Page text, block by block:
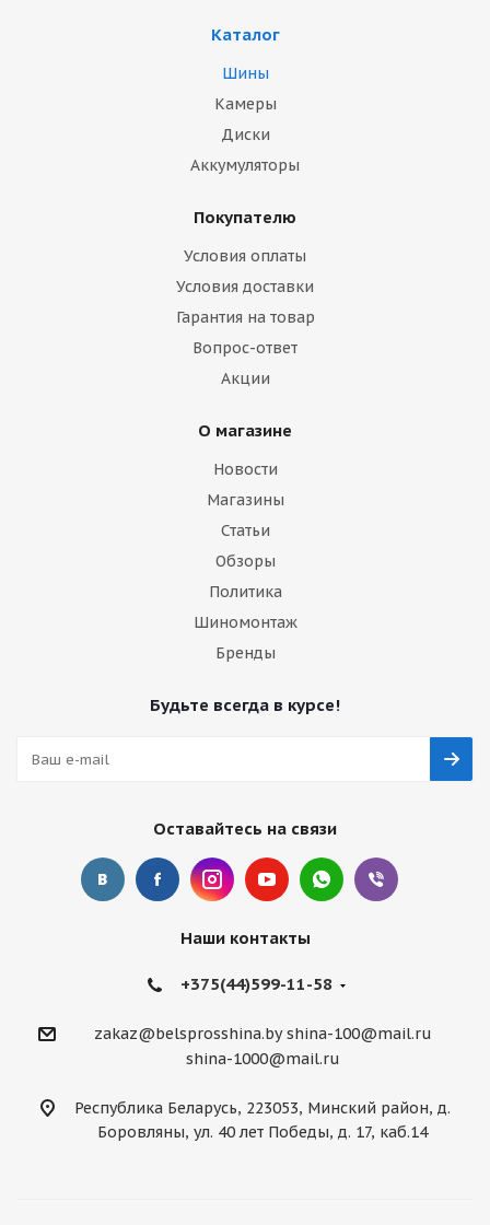
Каталог
Шины
Камеры
Диски
Аккумуляторы
Покупателю
Условия оплаты
Условия доставки
Гарантия на товар
Вопрос-ответ
Акции
О магазине
Новости
Магазины
Статьи
Обзоры
Политика
Шиномонтаж
Бренды
Будьте всегда в курсе!
Оставайтесь на связи
Наши контакты
+375(44)599-11-58
zakaz@belsprosshina.by shina-100@mail.ru
shina-1000@mail.ru
Республика Беларусь, 223053, Минский район, д.
Боровляны, ул. 40 лет Победы, д. 17, каб.14